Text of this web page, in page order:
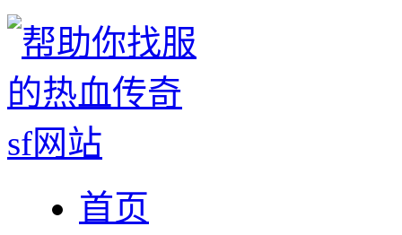
首页